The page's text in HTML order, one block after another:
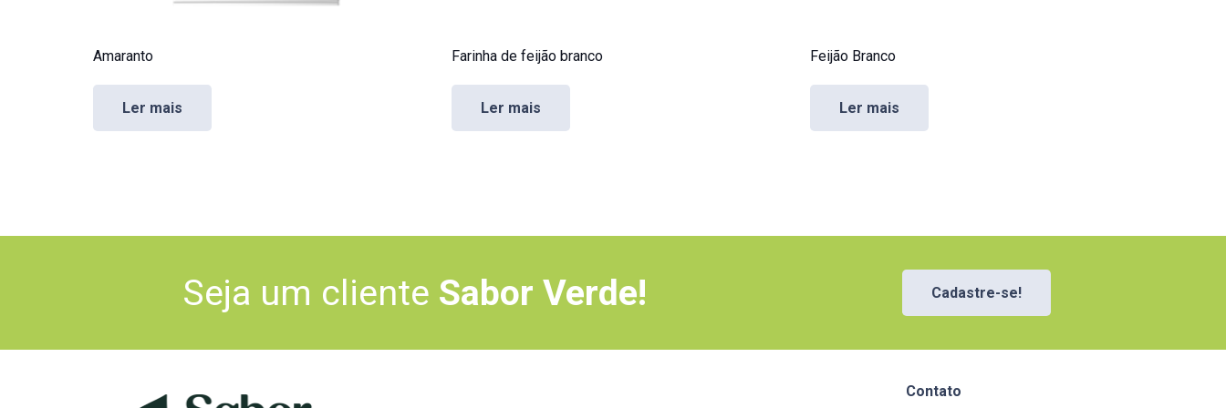
Amaranto
Ler mais
Farinha de feijão branco
Ler mais
Feijão Branco
Ler mais
Seja um cliente Sabor Verde! Cadastre-se!
Contato